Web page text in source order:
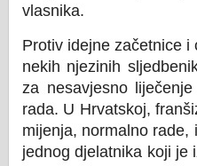
vlasnika.
Protiv idejne začetnice
nekih njezinih
za nesavjesno
rada. U Hrvatskoj,
mijenja, normalno
jednog djelatnika koji je